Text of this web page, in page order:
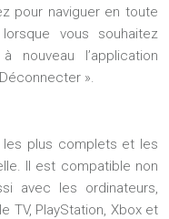
pour naviguer en toute
vous souhaitez
l’application
».
les plus complets et les
Il est compatible non
avec les ordinateurs,
TV, PlayStation, Xbox et